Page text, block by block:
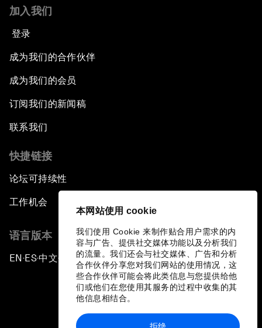
本网站使用 cookie
我们使用 Cookie 来制作贴合用户需求的内
容与广告、提供社交媒体功能以及分析我们
的流量。我们还会与社交媒体、广告和分析
合作伙伴分享您对我们网站的使用情况，这
些合作伙伴可能会将此类信息与您提供给他
们或他们在您使用其服务的过程中收集的其
他信息相结合。
拒绝
加入我们
登录
成为我们的合作伙伴
成为我们的会员
订阅我们的新闻稿
联系我们
快捷链接
论坛可持续性
工作机会
语言版本
EN ▪ES▪中文▪ 日本語